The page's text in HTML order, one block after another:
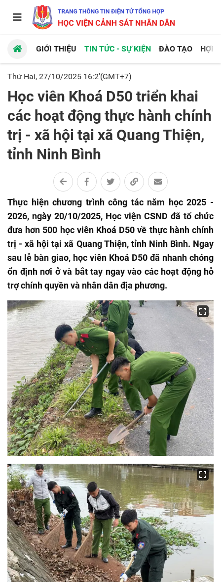
GIỚI THIỆU TIN TỨC - SỰ KIỆN ĐÀO TẠO HỢP
Thứ Hai, 27/10/2025 16:2'(GMT+7)
Học viên Khoá D50 triển khai
các hoạt động thực hành chính
trị - xã hội tại xã Quang Thiện,
tỉnh Ninh Bình
Thực hiện chương trình công tác năm học 2025 -
2026, ngày 20/10/2025, Học viện CSND đã tổ chức
đưa hơn 500 học viên Khoá D50 về thực hành chính
trị - xã hội tại xã Quang Thiện, tỉnh Ninh Bình. Ngay
sau lễ bàn giao, học viên Khoá D50 đã nhanh chóng
ổn định nơi ở và bắt tay ngay vào các hoạt động hỗ
trợ chính quyền và nhân dân địa phương.